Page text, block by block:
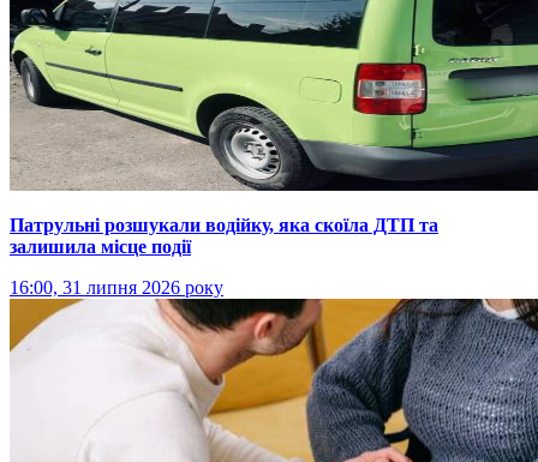
Патрульні розшукали водійку, яка скоїла ДТП та
залишила місце події
16:00, 31 липня 2026 року